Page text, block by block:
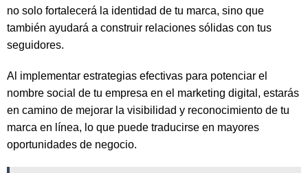
no solo fortalecerá la identidad de tu marca, sino que
también ayudará a construir relaciones sólidas con tus
seguidores.
Al implementar estrategias efectivas para potenciar el
nombre social de tu empresa en el marketing digital, estarás
en camino de mejorar la visibilidad y reconocimiento de tu
marca en línea, lo que puede traducirse en mayores
oportunidades de negocio.